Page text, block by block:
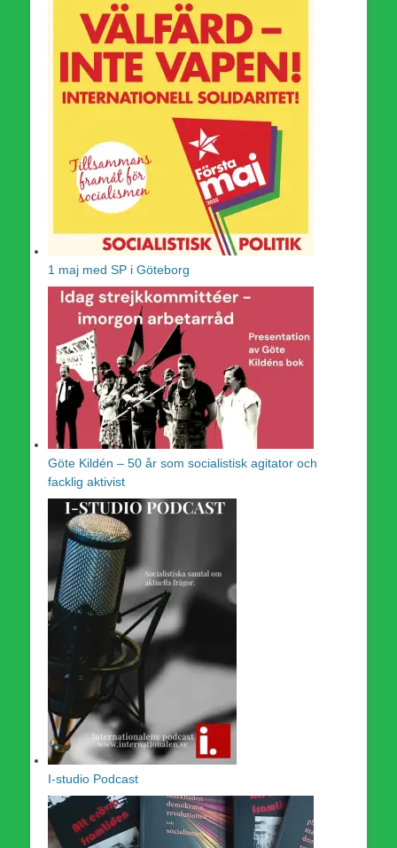
1 maj med SP i Göteborg
Göte Kildén – 50 år som socialistisk agitator och
facklig aktivist
I-studio Podcast